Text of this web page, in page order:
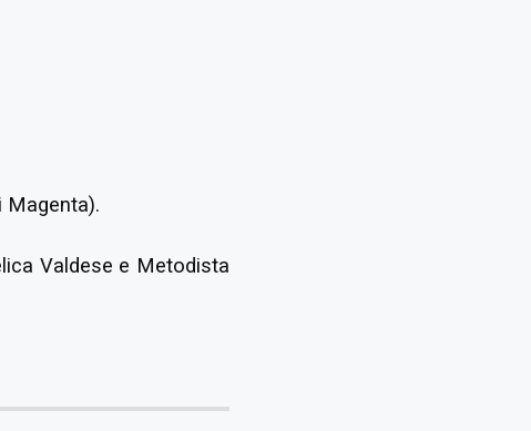
Magenta).
Valdese e Metodista